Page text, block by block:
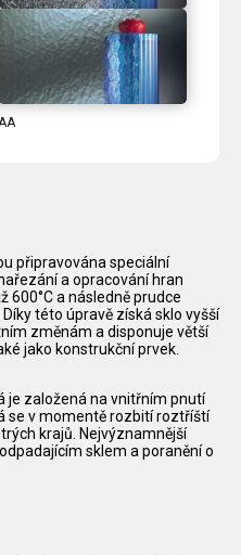
připravována speciální
a opracování hran
600°C a následně prudce
této úpravě získá sklo vyšší
změnám a disponuje větší
jako konstrukční prvek.
je založená na vnitřním pnutí
se v momentě rozbití roztříští
krajů. Nejvýznamnější
sklem a poranění o